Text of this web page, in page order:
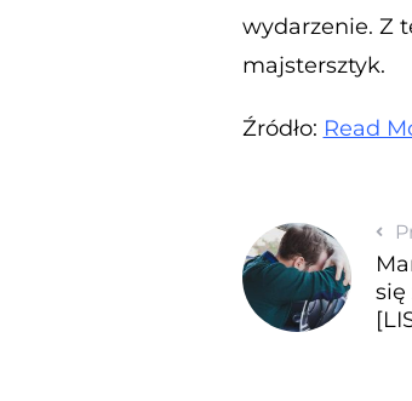
wydarzenie. Z
majstersztyk.
Źródło: Read